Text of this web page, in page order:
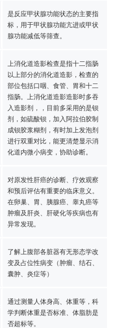
是反应甲状腺功能状态的主要指
标，用于甲状腺功能亢进或甲状
腺功能减低等筛查。
上消化道造影检查是指十二指肠
以上部分的消化道造影，检查的
部位包括口咽、食管、胃和十二
指肠。上消化道造影造影时多吞
入造影剂，，目前多采用的是钡
剂，如硫酸钡，加入阿拉伯胶制
成钡胶浆糊剂，有时加上发泡剂
进行双重对比，能更清楚显示消
化道内微小病变，协助诊断。
对原发性肝癌的诊断、疗效观察
和预后评估有重要的临床意义。
在卵巢、胃、胰腺癌、睾丸癌等
肿瘤及肝炎、肝硬化等疾病也有
异常发现。
了解上腹部各脏器有无形态学改
变及占位性病变（肿瘤、结石、
囊肿、炎症等）
通过测量人体身高、体重等，科
学判断体重是否标准、体脂肪是
否超标等。